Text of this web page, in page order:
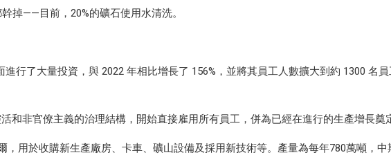
掉——目前，20%的礦石使用水清洗。
進行了大量投資，與 2022 年相比增長了 156%，並將其員工人數擴大到約 1300 名
和非官僚主義的治理結構，開始直接雇用所有員工，併為已經在進行的生產增長奠
，用於收購新生產廠房、卡車、礦山設備及採用新技術等。產量為每年780萬噸，中